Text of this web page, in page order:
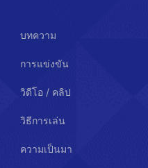
บทความ
การแข่งขัน
วิดีโอ / คลิป
วิธีการเล่น
ความเป็นมา